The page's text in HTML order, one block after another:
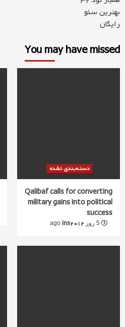
بهترین سئو
رایگان
You may have missed
دسته‌بندی نشده
Qalibaf calls for converting
military gains into political
success
ins2012